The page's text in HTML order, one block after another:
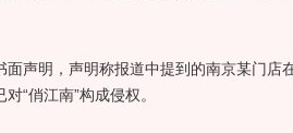
声明，声明称报道中提到的南京某门店
“俏江南”构成侵权。